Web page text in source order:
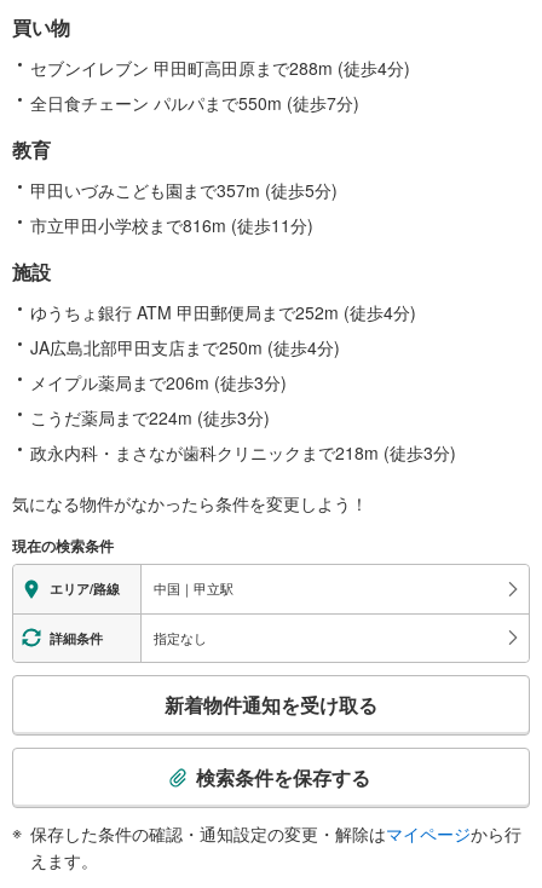
る
情
報
買い物
セブンイレブン 甲田町高田原まで288m (徒歩4分)
全日食チェーン パルパまで550m (徒歩7分)
教育
甲田いづみこども園まで357m (徒歩5分)
市立甲田小学校まで816m (徒歩11分)
施設
ゆうちょ銀行 ATM 甲田郵便局まで252m (徒歩4分)
JA広島北部甲田支店まで250m (徒歩4分)
メイプル薬局まで206m (徒歩3分)
こうだ薬局まで224m (徒歩3分)
政永内科・まさなが歯科クリニックまで218m (徒歩3分)
気になる物件がなかったら条件を変更しよう！
現在の検索条件
エリア/路線 中国｜甲立駅
詳細条件 指定なし
検
新着物件通知を受け取る
検索条件を保存する
保存した条件の確認・通知設定の変更・解除はマイページから行
えます。